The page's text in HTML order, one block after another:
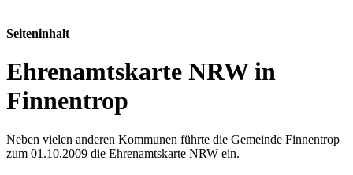
Seiteninhalt
Ehrenamtskarte NRW in
Finnentrop
Neben vielen anderen Kommunen führte die Gemeinde Finnentrop
zum 01.10.2009 die Ehrenamtskarte NRW ein.